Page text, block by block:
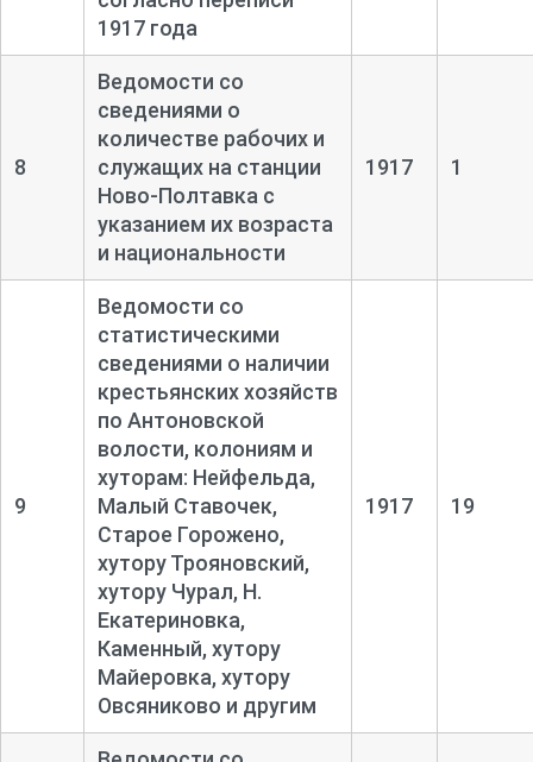
1917 года
8
Ведомости со
сведениями о
количестве рабочих и
служащих на станции
Ново-Полтавка с
указанием их возраста
и национальности
1917 1
9
Ведомости со
статистическими
сведениями о наличии
крестьянских хозяйств
по Антоновской
волости, колониям и
хуторам: Нейфельда,
Малый Ставочек,
Старое Горожено,
хутору Трояновский,
хутору Чурал, Н.
Екатериновка,
Каменный, хутору
Майеровка, хутору
Овсяниково и другим
1917 19